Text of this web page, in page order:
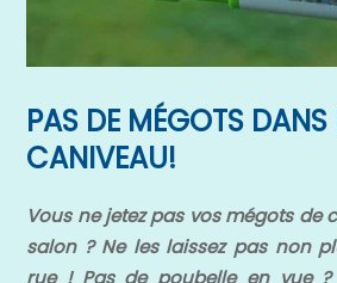
PAS DE MÉGOTS
CANIVEAU!
Vous ne jetez pas vos mégots de
salon ? Ne les laissez pas non
rue ! Pas de poubelle en vue ?